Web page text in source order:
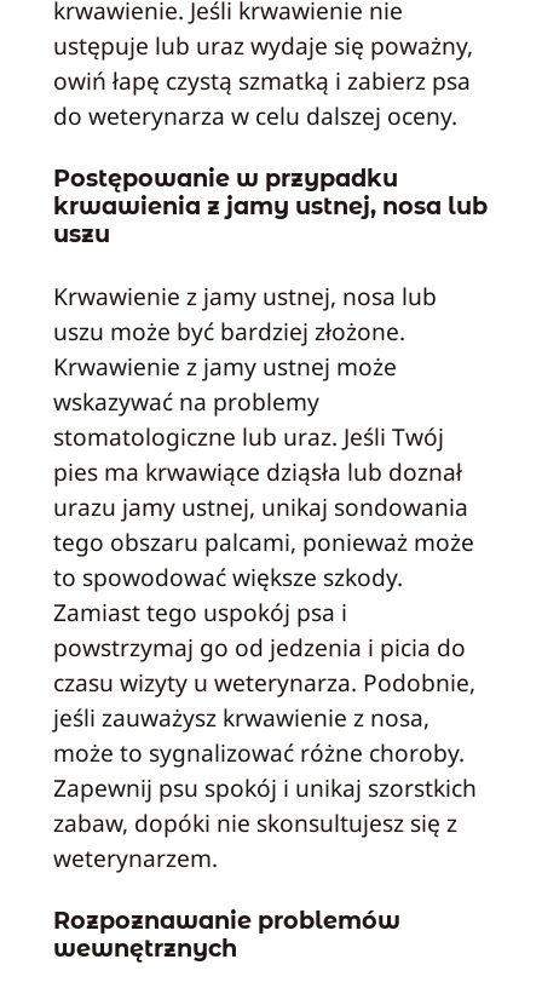
krwawienie. Jeśli krwawienie nie
ustępuje lub uraz wydaje się poważny,
owiń łapę czystą szmatką i zabierz psa
do weterynarza w celu dalszej oceny.
Postępowanie w przypadku
krwawienia z jamy ustnej, nosa lub
uszu
Krwawienie z jamy ustnej, nosa lub
uszu może być bardziej złożone.
Krwawienie z jamy ustnej może
wskazywać na problemy
stomatologiczne lub uraz. Jeśli Twój
pies ma krwawiące dziąsła lub doznał
urazu jamy ustnej, unikaj sondowania
tego obszaru palcami, ponieważ może
to spowodować większe szkody.
Zamiast tego uspokój psa i
powstrzymaj go od jedzenia i picia do
czasu wizyty u weterynarza. Podobnie,
jeśli zauważysz krwawienie z nosa,
może to sygnalizować różne choroby.
Zapewnij psu spokój i unikaj szorstkich
zabaw, dopóki nie skonsultujesz się z
weterynarzem.
Rozpoznawanie problemów
wewnętrznych